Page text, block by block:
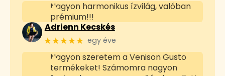
Nagyon harmonikus ízvilág, valóban
prémium!!!
Adrienn Kecskés
★★★★★ egy éve
Nagyon szeretem a Venison Gusto
termékeket! Számomra nagyon